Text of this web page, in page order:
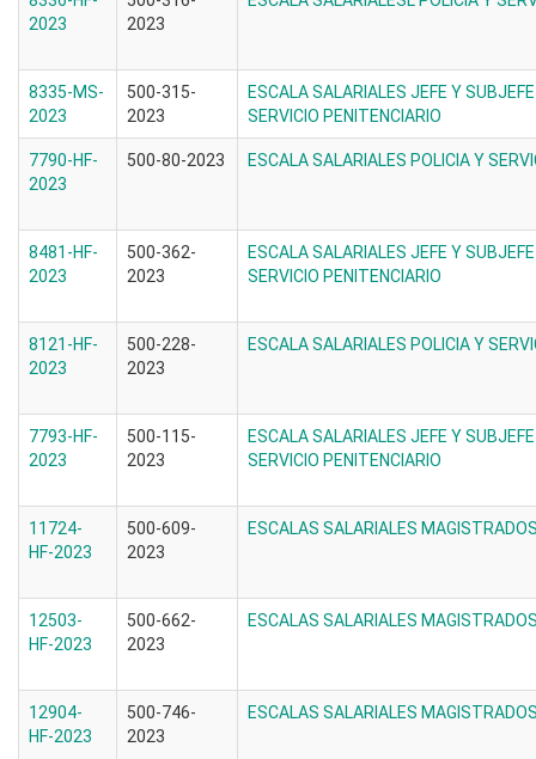
2023
2023
8335-MS-
2023
500-315-
2023
ESCALA SALARIALES JEFE Y
SERVICIO PENITENCIARIO
7790-HF-
2023
500-80-2023 ESCALA SALARIALES POLICIA Y
8481-HF-
2023
500-362-
2023
ESCALA SALARIALES JEFE Y
SERVICIO PENITENCIARIO
8121-HF-
2023
500-228-
2023
ESCALA SALARIALES POLICIA Y
7793-HF-
2023
500-115-
2023
ESCALA SALARIALES JEFE Y
SERVICIO PENITENCIARIO
11724-
HF-2023
500-609-
2023
ESCALAS SALARIALES
12503-
HF-2023
500-662-
2023
ESCALAS SALARIALES
12904-
HF-2023
500-746-
2023
ESCALAS SALARIALES